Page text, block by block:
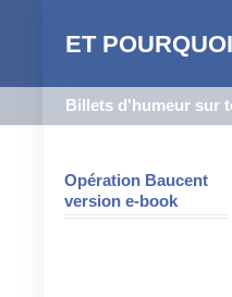
ET
Billets d'humeur sur
Opération Baucent
version e-book